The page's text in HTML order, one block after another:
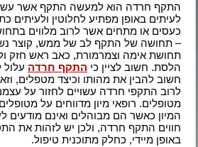
התקף חרדה הוא למעשה התקף אשר
לעיתים באופן מפתיע לחלוטין ולעיתים
כעסים או מתחים אשר לרוב מלווים
– תחושה של התקף לב של ממש, קוצר
תחושת אימה וצמרמורת, כאב ראש חזק
הלסת. חשוב לציין כי התקף חרדה
חשוב להבין את מהותו וכיצד מטפלים,
לרוב התקפי חרדה עשויים לחזור על
מטופלים. רופאי מיון מדווחים על
המיון כאשר הם מבוהלים ואינם
חווים התקף חרדה, ולכן יש לזהות את
באופן מיידי, כחלק מתוכנית טיפול.